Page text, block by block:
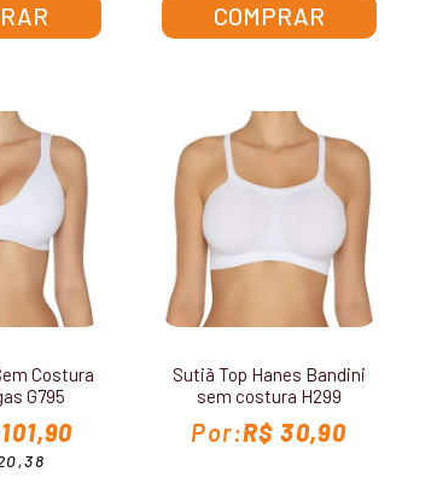
COMPRAR
Costura
G795
Sutiã Top Hanes Bandini
sem costura H299
R$ 30,90